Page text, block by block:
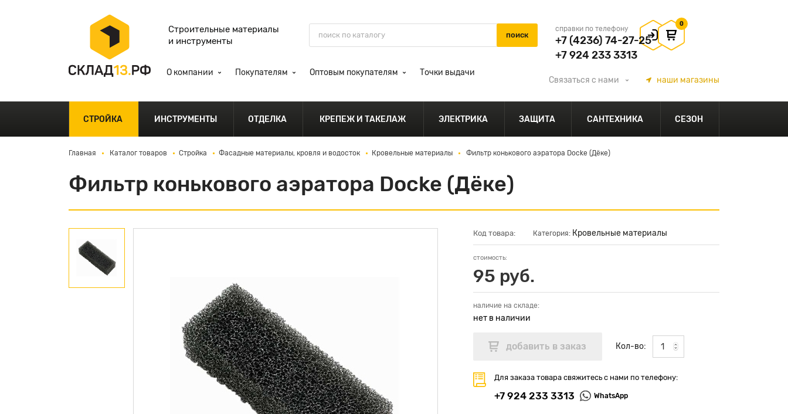
Строительные материалы
и инструменты
справки по телефону
+7 (4236) 74-27-25
+7 924 233 3313
0
О компании Покупателям Оптовым покупателям Точки выдачи
Связаться с нами наши магазины
СТРОЙКА ИНСТРУМЕНТЫ ОТДЕЛКА КРЕПЕЖ И ТАКЕЛАЖ ЭЛЕКТРИКА ЗАЩИТА САНТЕХНИКА СЕЗОН
Главная Каталог товаров Стройка Фасадные материалы, кровля и водосток Кровельные материалы Фильтр конькового аэратора Docke (Дёке)
Фильтр конькового аэратора Docke (Дёке)
Код товара: Категория: Кровельные материалы
стоимость:
95 руб.
наличие на складе:
нет в наличии
Кол-во:
Для заказа товара свяжитесь с нами по телефону:
+7 924 233 3313 WhatsApp